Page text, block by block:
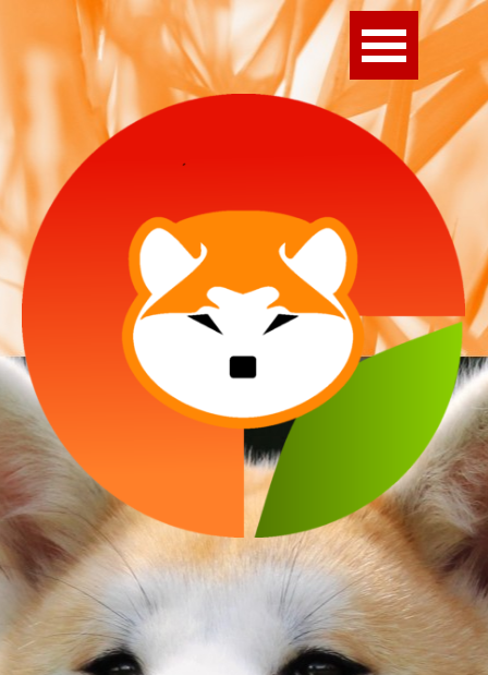
Direkt zum Seiteninhalt
Menü überspringen